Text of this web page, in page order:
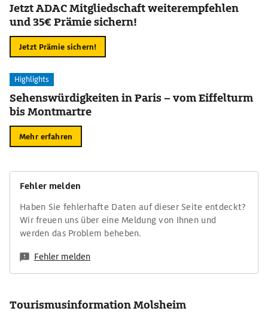
Jetzt ADAC Mitgliedschaft weiterempfehlen
und 35€ Prämie sichern!
Jetzt Prämie sichern!
Highlights
Sehenswürdigkeiten in Paris – vom Eiffelturm
bis Montmartre
Mehr erfahren
Fehler melden
Haben Sie fehlerhafte Daten auf dieser Seite entdeckt?
Wir freuen uns über eine Meldung von Ihnen und
werden das Problem beheben.
Fehler melden
Tourismusinformation Molsheim